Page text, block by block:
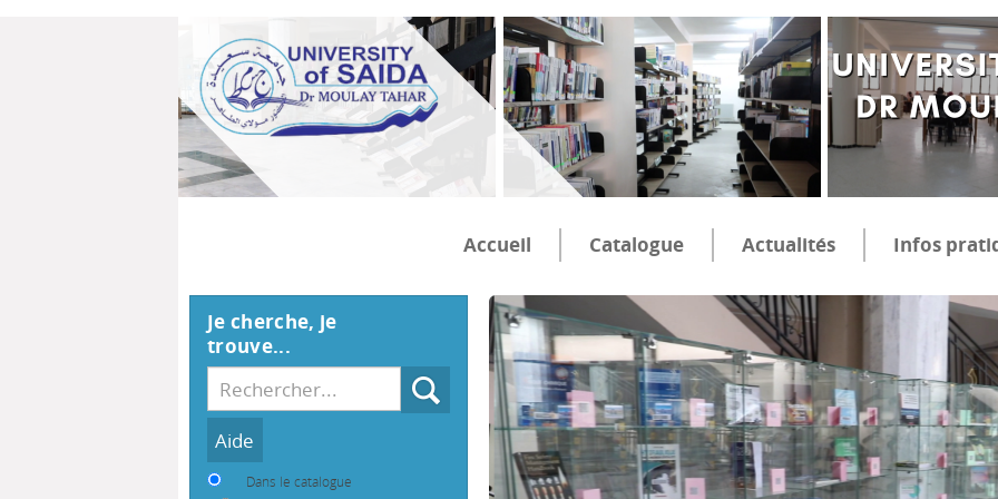
Accueil Catalogue Actualités Infos
Je cherche, je
trouve...
Recherche
Dans le catalogue